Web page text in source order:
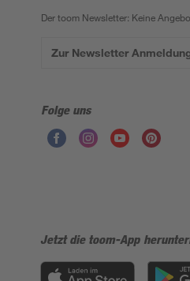
Der toom Newsletter: Keine
Zur Newsletter
Folge uns
Jetzt die toom-App